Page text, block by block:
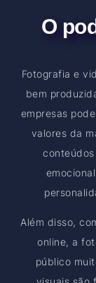
O
Fotografia e
bem
empresas
valores da
Além disso,
online, a
público